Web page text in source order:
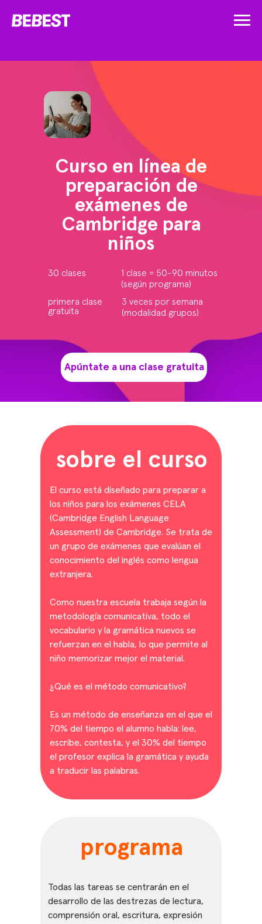
Curso en línea de
preparación de
exámenes de
Cambridge para
niños
Apúntate a una clase gratuita
30 clases
1 clase = 50-90 minutos
(según programa)
3 veces por semana
(modalidad grupos)
primera clase
gratuita
sobre el curso
El curso está diseñado para preparar a
los niños para los exámenes CELA
(Cambridge English Language
Assessment) de Cambridge. Se trata de
un grupo de exámenes que evalúan el
conocimiento del inglés como lengua
extranjera.
Como nuestra escuela trabaja según la
metodología comunicativa, todo el
vocabulario y la gramática nuevos se
refuerzan en el habla, lo que permite al
niño memorizar mejor el material.
¿Qué es el método comunicativo?
Es un método de enseñanza en el que el
70% del tiempo el alumno habla: lee,
escribe, contesta, y el 30% del tiempo
el profesor explica la gramática y ayuda
a traducir las palabras.
programa
Todas las tareas se centrarán en el
desarrollo de las destrezas de lectura,
comprensión oral, escritura, expresión